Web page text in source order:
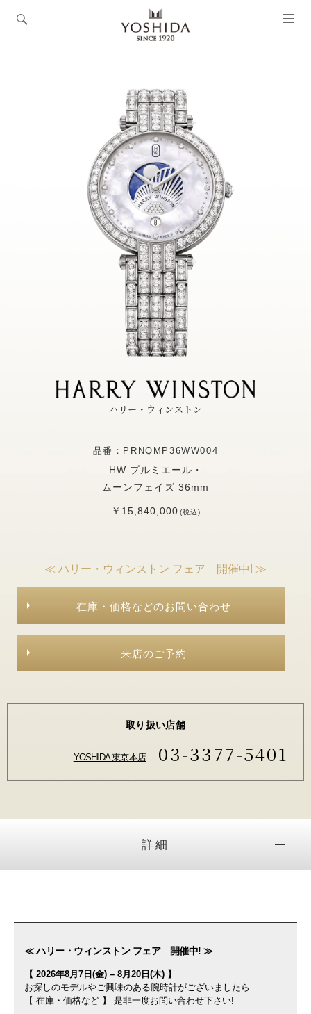
ハリー・ウィンストン
品番：PRNQMP36WW004
HW プルミエール・
ムーンフェイズ 36mm
￥15,840,000(税込)
≪ ハリー・ウィンストン フェア 開催中! ≫
在庫・価格などのお問い合わせ
来店のご予約
取り扱い店舗
YOSHIDA 東京本店 03-3377-5401
詳細
≪ ハリー・ウィンストン フェア 開催中! ≫
【 2026年8月7日(金) – 8月20日(木) 】
お探しのモデルやご興味のある腕時計がございましたら
【 在庫・価格など 】 是非一度お問い合わせ下さい!